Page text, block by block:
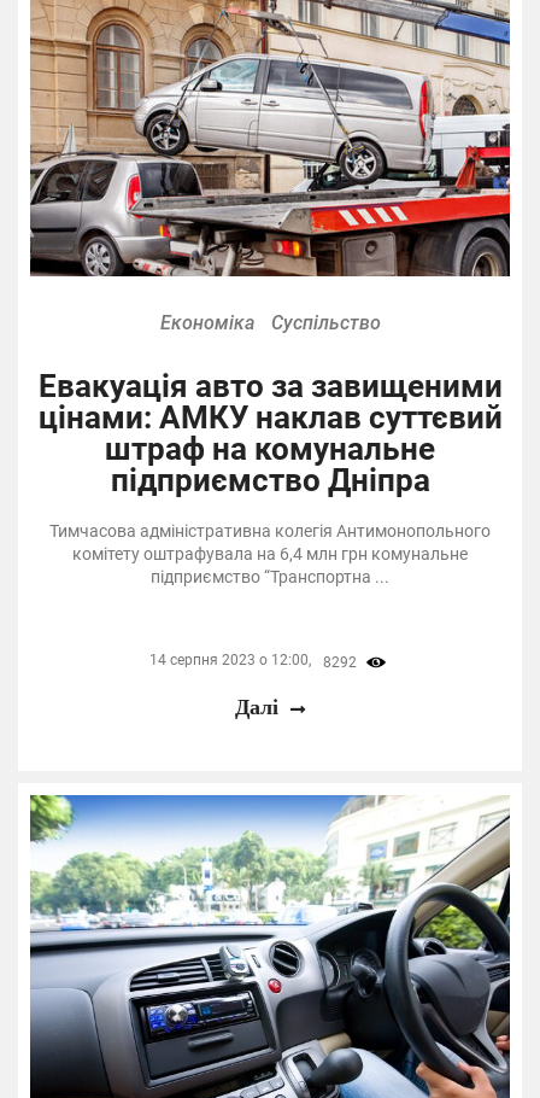
Економіка Суспільство
Евакуація авто за завищеними
цінами: АМКУ наклав суттєвий
штраф на комунальне
підприємство Дніпра
Тимчасова адміністративна колегія Антимонопольного
комітету оштрафувала на 6,4 млн грн комунальне
підприємство “Транспортна ...
14 серпня 2023 о 12:00, 8292
Далі